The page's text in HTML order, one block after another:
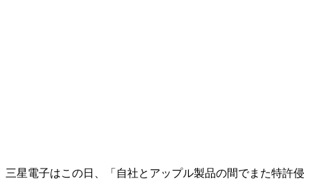
三星電子はこの日、「自社とアップル製品の間でまた特許侵